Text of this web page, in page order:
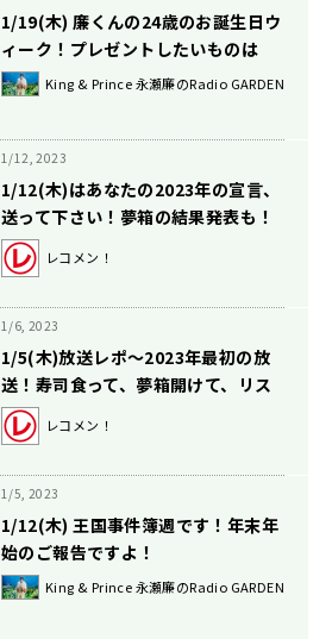
1/19(木) 廉くんの24歳のお誕生日ウ
ィーク！プレゼントしたいものは
何？ King & Prince 永瀬廉のRadio GARDEN
1/12, 2023
1/12(木)はあなたの2023年の宣言、
送って下さい！夢箱の結果発表も！
レコメン！
1/6, 2023
1/5(木)放送レポ〜2023年最初の放
送！寿司食って、夢箱開けて、リス
ナーに100万円請求して…の巻〜
レコメン！
1/5, 2023
1/12(木) 王国事件簿週です！年末年
始のご報告ですよ！
King & Prince 永瀬廉のRadio GARDEN